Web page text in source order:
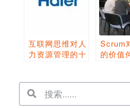
互联网思维对人
力资源管理的十
Scrum
的价值